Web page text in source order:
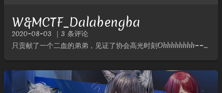
W&MCTF_Dalabengba
2020-08-03 ｜3 条评论
只贡献了一个二血的弟弟，见证了协会高光时刻Ohhhhhhhh~~~!!!W&MCTF_DalabengbaDalabengbaDescriptionPlay game and get flag！...